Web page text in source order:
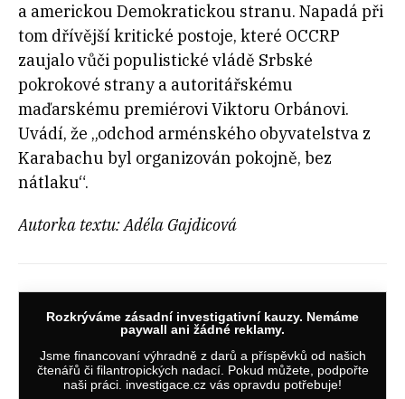
a americkou Demokratickou stranu. Napadá při
tom dřívější kritické postoje, které OCCRP
zaujalo vůči populistické vládě Srbské
pokrokové strany a autoritářskému
maďarskému premiérovi Viktoru Orbánovi.
Uvádí, že „odchod arménského obyvatelstva z
Karabachu byl organizován pokojně, bez
nátlaku“.
Autorka textu: Adéla Gajdicová